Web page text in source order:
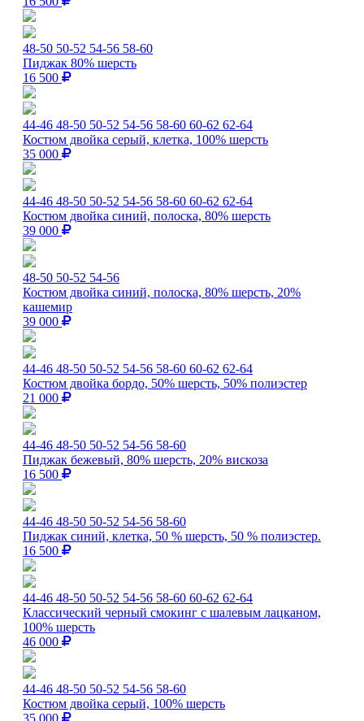
48-50 50-52 54-56 58-60
Пиджак 80% шерсть
16 500
44-46 48-50 50-52 54-56 58-60 60-62 62-64
Костюм двойка серый, клетка, 100% шерсть
35 000
44-46 48-50 50-52 54-56 58-60 60-62 62-64
Костюм двойка синий, полоска, 80% шерсть
39 000
48-50 50-52 54-56
Костюм двойка синий, полоска, 80% шерсть, 20%
кашемир
39 000
44-46 48-50 50-52 54-56 58-60 60-62 62-64
Костюм двойка бордо, 50% шерсть, 50% полиэстер
21 000
44-46 48-50 50-52 54-56 58-60
Пиджак бежевый, 80% шерсть, 20% вискоза
16 500
44-46 48-50 50-52 54-56 58-60
Пиджак синий, клетка, 50 % шерсть, 50 % полиэстер.
16 500
44-46 48-50 50-52 54-56 58-60 60-62 62-64
Классический черный смокинг с шалевым лацканом,
100% шерсть
46 000
44-46 48-50 50-52 54-56 58-60
Костюм двойка серый, 100% шерсть
35 000